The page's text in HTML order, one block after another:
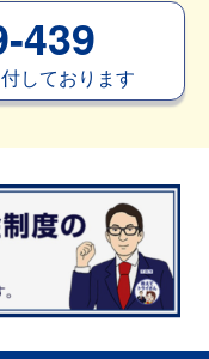
439
しております